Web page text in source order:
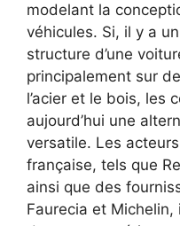
modelant la
véhicules. Si, il y a
structure d’une
principalement sur
l’acier et le bois, les
aujourd’hui une
versatile. Les
française, tels que
ainsi que des
Faurecia et